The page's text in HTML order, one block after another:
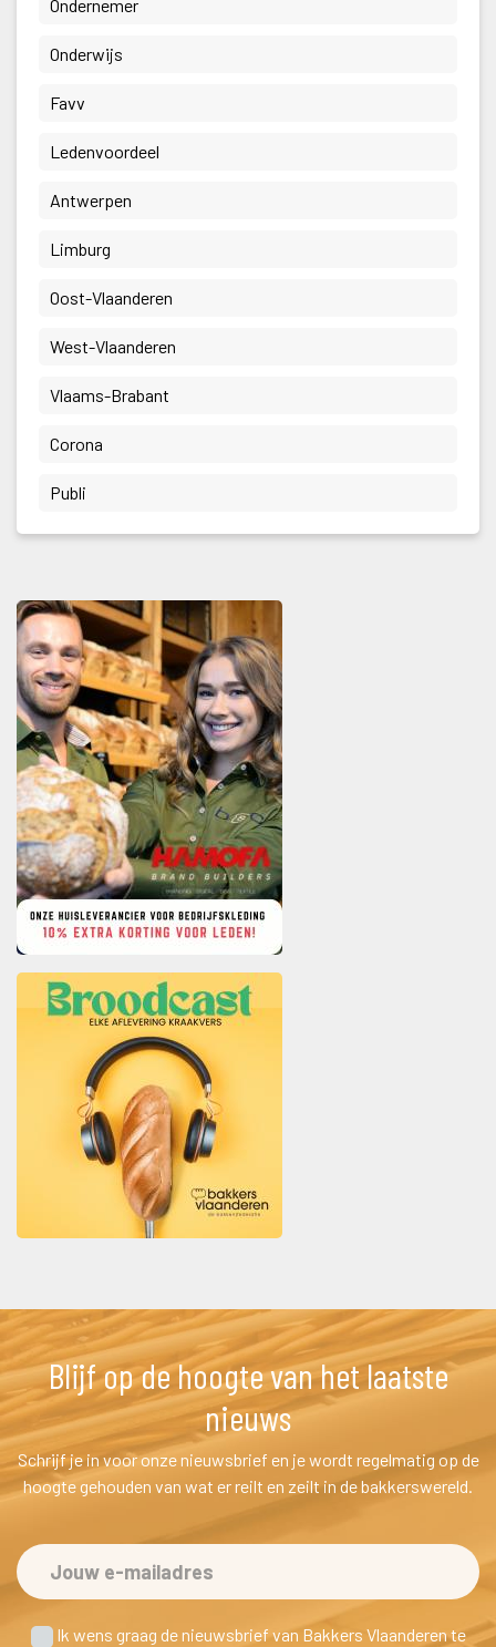
Ondernemer
Onderwijs
Favv
Ledenvoordeel
Antwerpen
Limburg
Oost-Vlaanderen
West-Vlaanderen
Vlaams-Brabant
Corona
Publi
Blijf op de hoogte van het laatste
nieuw
Schrijf je in voor onze nieuwsbrief en je wordt regelmatig op de
hoogte gehouden van wat er reilt en zeilt in de bakkerswereld.
Ik wens graag de nieuwsbrief van Bakkers Vlaanderen te